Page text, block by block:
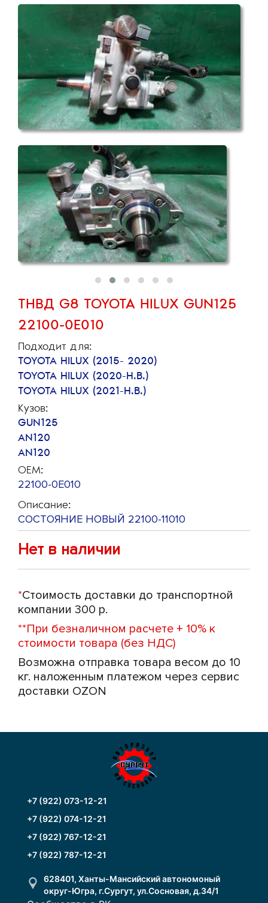
ТНВД G8 TOYOTA HILUX GUN125
22100-0E010
Подходит для:
TOYOTA HILUX (2015- 2020)
TOYOTA HILUX (2020-Н.В.)
TOYOTA HILUX (2021-Н.В.)
Кузов:
GUN125
AN120
AN120
OEM:
22100-0E010
Описание:
СОСТОЯНИЕ НОВЫЙ 22100-11010
Нет в наличии
*Стоимость доставки до транспортной
компании 300 р.
**При безналичном расчете + 10% к
стоимости товара (без НДС)
Возможна отправка товара весом до 10
кг. наложенным платежом через сервис
доставки OZON
+7 (922) 073-12-21
+7 (922) 074-12-21
+7 (922) 767-12-21
+7 (922) 787-12-21
628401, Ханты-Мансийский автономоный
округ-Югра, г.Сургут, ул.Сосновая, д.34/1